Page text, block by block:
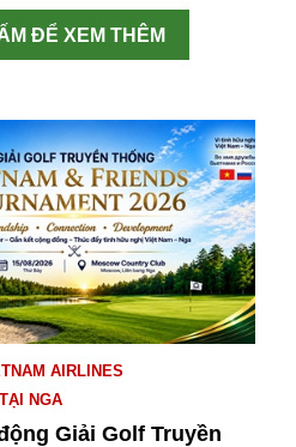
ĐỂ XEM THÊM
AIRLINES
NGA
Giải Golf Truyền